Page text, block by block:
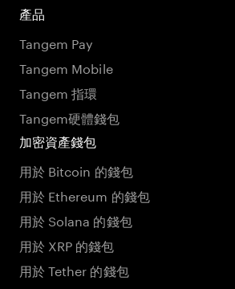
產品
Tangem Pay
Tangem Mobile
Tangem 指環
Tangem硬體錢包
加密資產錢包
用於 Bitcoin 的錢包
用於 Ethereum 的錢包
用於 Solana 的錢包
用於 XRP 的錢包
用於 Tether 的錢包